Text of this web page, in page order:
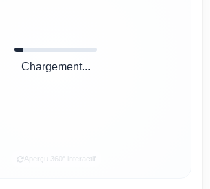
Chargement...
Aperçu 360° interactif